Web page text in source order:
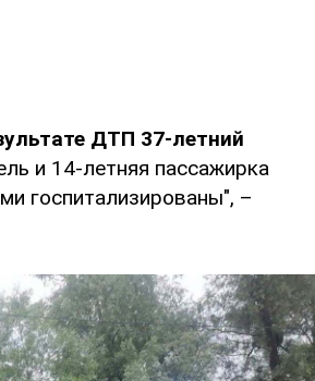
ДТП 37-летний
и 14-летняя пассажирка
госпитализированы", –